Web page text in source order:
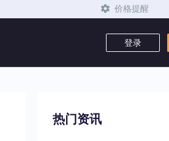
价格提醒
登录
热门资讯